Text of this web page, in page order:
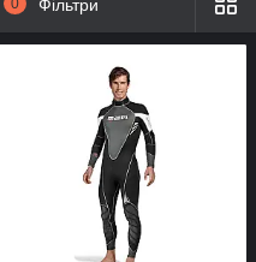
Фільтри